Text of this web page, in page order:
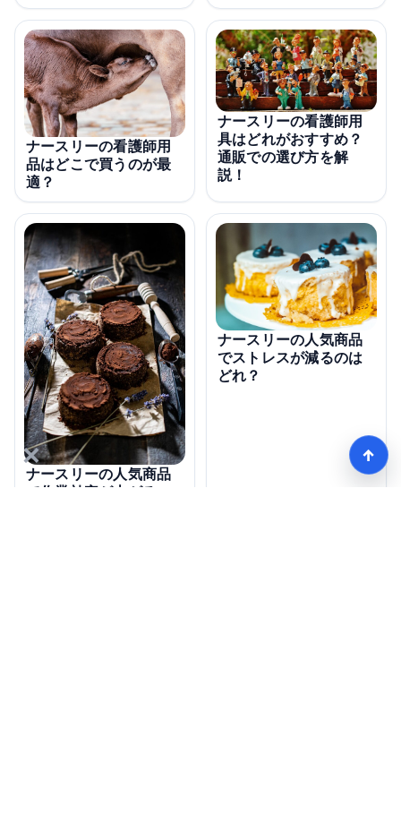
ナースリーの看護師用
品はどこで買うのが最
適？
ナースリーの看護師用
具はどれがおすすめ？
通販での選び方を解
説！
ナースリーの人気商品
で作業効率が上がるの
ナースリーの人気商品
でストレスが減るのは
どれ？
↑
×